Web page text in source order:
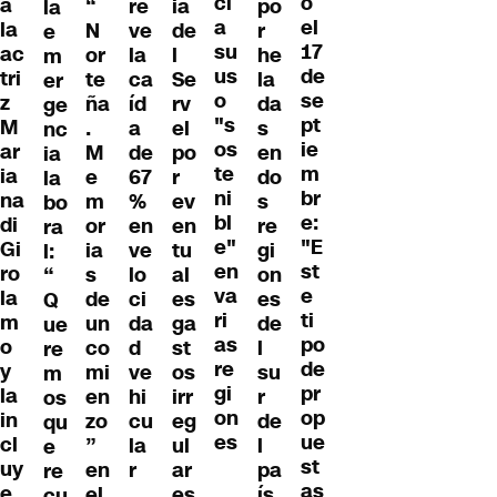
a
la
ac
tri
z
M
ar
ia
na
di
Gi
ro
la
m
o
y
la
in
cl
uy
la
e
m
er
ge
nc
ia
la
bo
ra
l:
“
Q
ue
re
m
os
qu
e
re
“
N
or
te
ña
.
M
e
m
or
ia
s
de
un
co
mi
en
zo
”
en
re
ve
la
ca
íd
a
de
67
%
en
ve
lo
ci
da
d
ve
hi
cu
la
r
ia
de
l
Se
rv
el
po
r
ev
en
tu
al
es
ga
st
os
irr
eg
ul
ar
a
su
us
o
"s
os
te
ni
bl
e"
en
va
ri
as
re
gi
on
es
po
r
he
la
da
s
en
do
s
re
gi
on
es
de
l
su
r
de
l
pa
el
17
de
se
pt
ie
m
br
e:
"E
st
e
ti
po
de
pr
op
ue
st